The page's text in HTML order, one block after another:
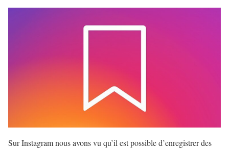
Sur Instagram nous avons vu qu’il est possible d’enregistrer des